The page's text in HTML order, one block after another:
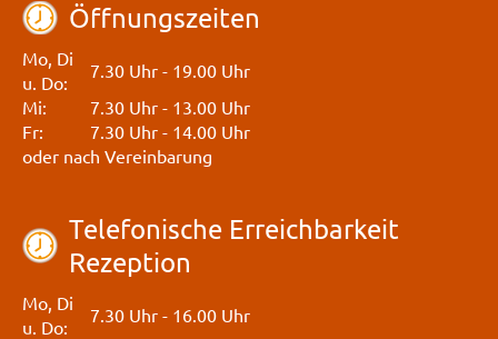
Öffnungszeiten
Mo, Di
u. Do:
7.30 Uhr - 19.00 Uhr
Mi:
7.30 Uhr - 13.00 Uhr
Fr:
7.30 Uhr - 14.00 Uhr
oder nach Vereinbarung
Telefonische Erreichbarkeit
Rezeption
Mo, Di
u. Do:
7.30 Uhr - 16.00 Uhr